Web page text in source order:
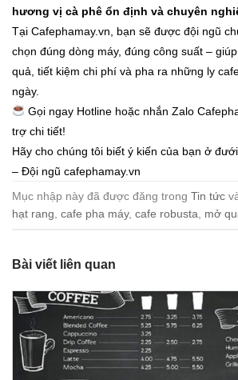
hương vị cà phê ổn định và chuyên
Tại Cafephamay.vn , bạn sẽ được đội ngũ
chọn đúng dòng máy, đúng công suất –
quả, tiết kiệm chi phí và pha ra những ly
ngày.
Gọi ngay Hotline hoặc nhắn Zalo
trợ chi tiết!
Hãy cho chúng tôi biết ý kiến của bạn ở
– Đội ngũ cafephamay.vn
Mục nhập này đã được đăng trong Tin tức
hạt rang cafe pha máy, cafe robusta mở
Bài viết liên quan